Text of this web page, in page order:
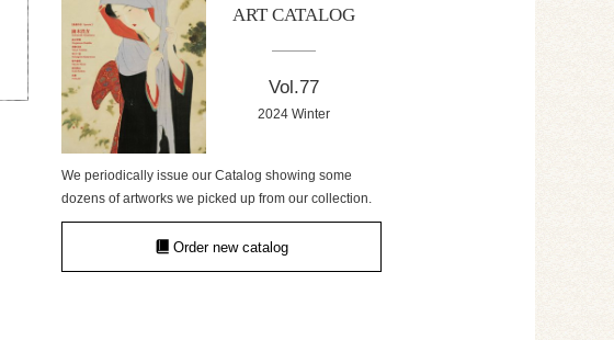
ART CATALOG
Vol.77
2024 Winter
We periodically issue our Catalog showing some
dozens of artworks we picked up from our collection.
Order new catalog